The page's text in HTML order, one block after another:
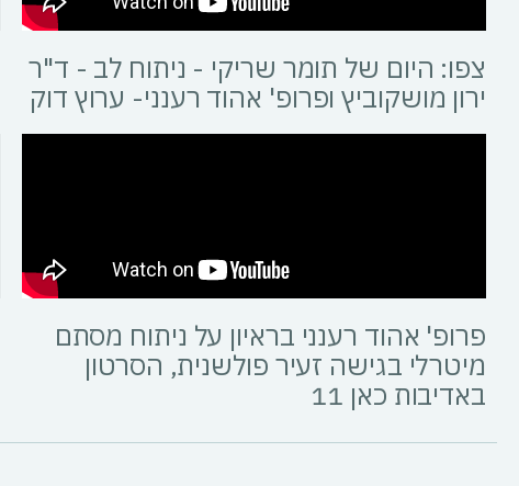
צפו: היום של תומר שריקי - ניתוח לב - ד"ר
ירון מושקוביץ ופרופ' אהוד רענני- ערוץ דוק
פרופ' אהוד רענני בראיון על ניתוח מסתם
מיטרלי בגישה זעיר פולשנית, הסרטון
באדיבות כאן 11